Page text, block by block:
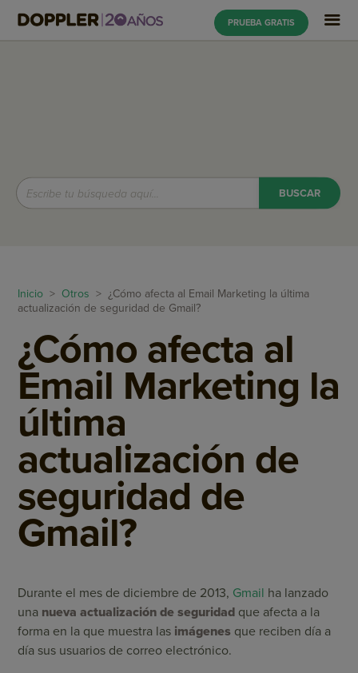
PRUEBA GRATIS
Inicio > Otros > ¿Cómo afecta al Email Marketing la última
actualización de seguridad de Gmail?
¿Cómo afecta al
Email Marketing la
última
actualización de
seguridad de
Gmail?
Durante el mes de diciembre de 2013, Gmail ha lanzado
una nueva actualización de seguridad que afecta a la
forma en la que muestra las imágenes que reciben día a
día sus usuarios de correo electrónico.